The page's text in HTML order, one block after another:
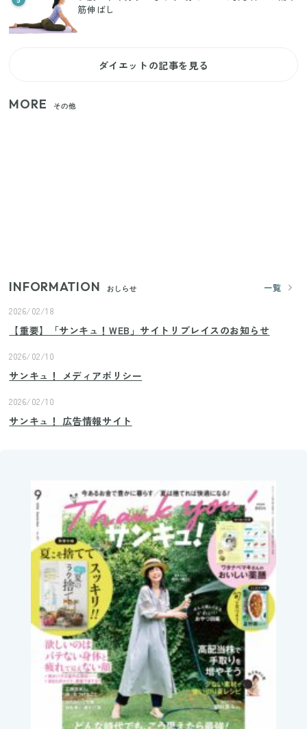
筋伸ばし
ダイエットの記事を見る
MORE その他
INFORMATION おしらせ
一覧
2026/02/18
【重要】「サンキュ！WEB」サイトリプレイスのお知らせ
2026/02/10
サンキュ！ メディアポリシー
2026/02/10
サンキュ！ 広告情報サイト